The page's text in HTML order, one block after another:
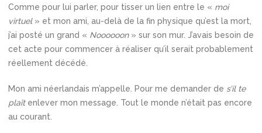
Comme pour lui parler, pour tisser un lien entre le « moi
virtuel » et mon ami, au-delà de la fin physique qu’est la mort,
j’ai posté un grand « Noooooon» sur son mur. J’avais besoin de
cet acte pour commencer à réaliser qu’il serait probablement
réellement décédé.
Mon ami néerlandais m’appelle. Pour me demander de s’il te
plaît enlever mon message. Tout le monde n’était pas encore
au courant.